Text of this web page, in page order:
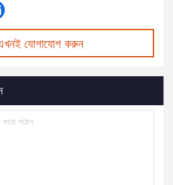
যোগাযোগ করুন